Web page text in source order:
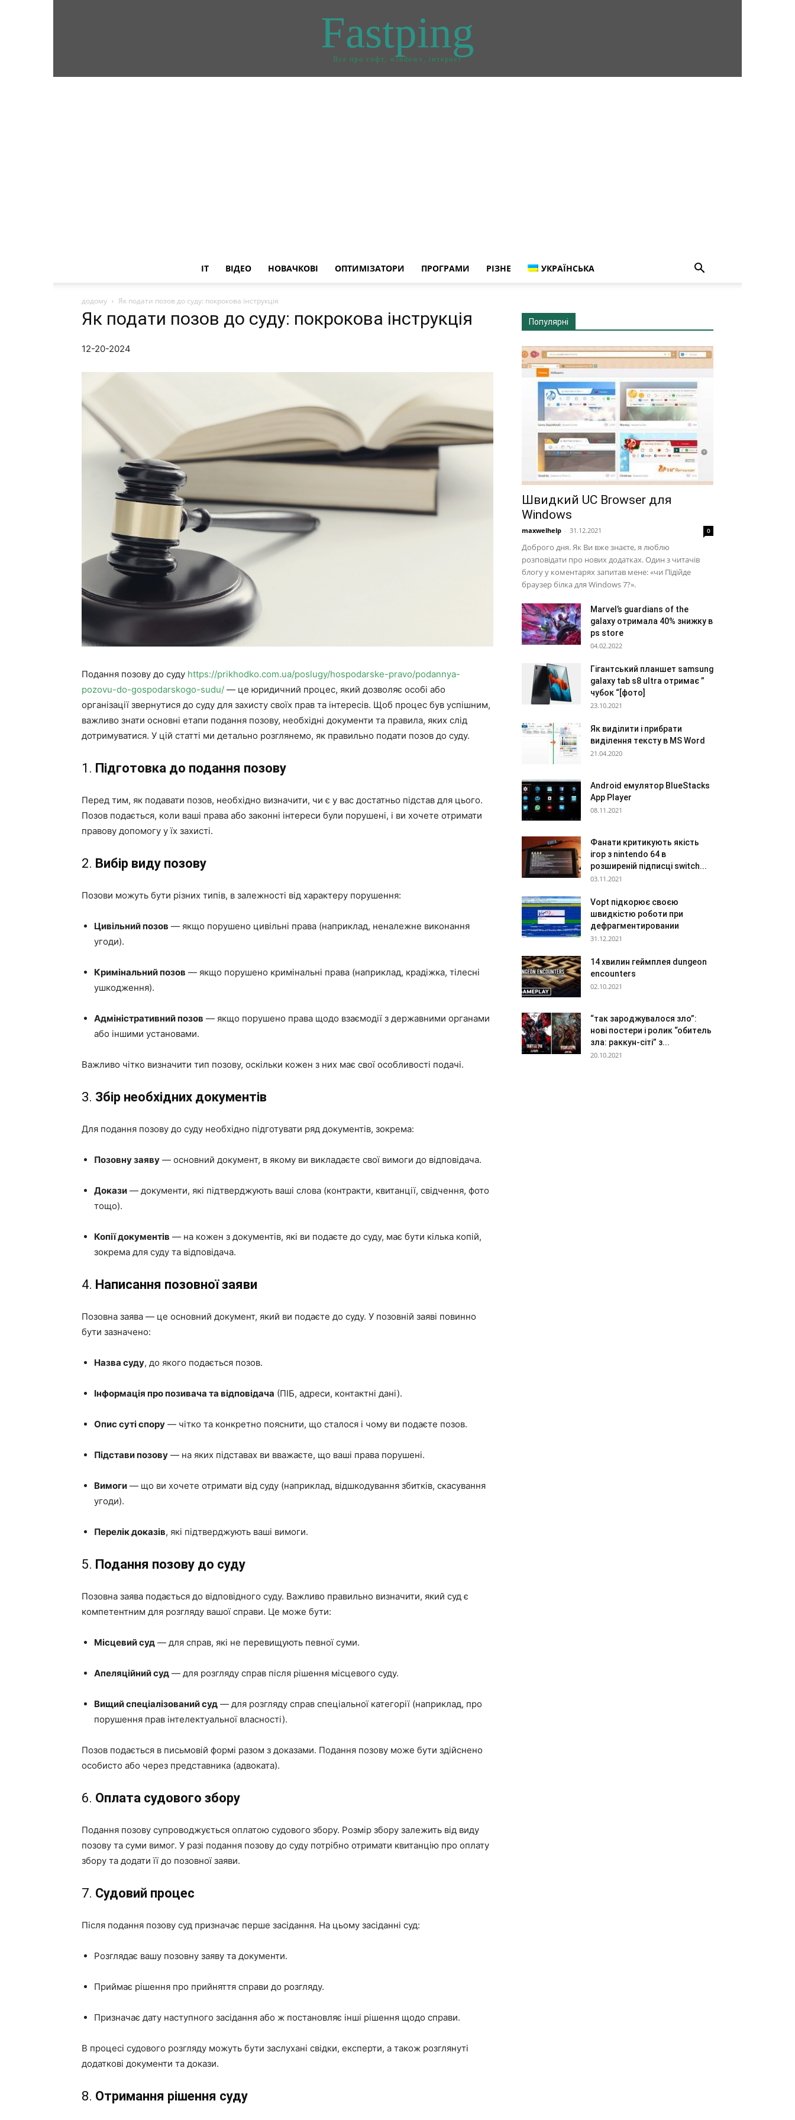
Fastping
Все про софт, windows, інтернет
IT ВІДЕО НОВАЧКОВІ ОПТИМІЗАТОРИ ПРОГРАМИ РІЗНЕ УКРАЇНСЬКА
додому Як подати позов до суду: покрокова інструкція
Як подати позов до суду: покрокова інструкція
12-20-2024
Подання позову до суду https://prikhodko.com.ua/poslugy/hospodarske-pravo/podannya-
pozovu-do-gospodarskogo-sudu/ — це юридичний процес, який дозволяє особі або
організації звернутися до суду для захисту своїх прав та інтересів. Щоб процес був успішним,
важливо знати основні етапи подання позову, необхідні документи та правила, яких слід
дотримуватися. У цій статті ми детально розглянемо, як правильно подати позов до суду.
1. Підготовка до подання позову
Перед тим, як подавати позов, необхідно визначити, чи є у вас достатньо підстав для цього.
Позов подається, коли ваші права або законні інтереси були порушені, і ви хочете отримати
правову допомогу у їх захисті.
2. Вибір виду позову
Позови можуть бути різних типів, в залежності від характеру порушення:
Цивільний позов — якщо порушено цивільні права (наприклад, неналежне виконання
угоди).
Кримінальний позов — якщо порушено кримінальні права (наприклад, крадіжка, тілесні
ушкодження).
Адміністративний позов — якщо порушено права щодо взаємодії з державними органами
або іншими установами.
Важливо чітко визначити тип позову, оскільки кожен з них має свої особливості подачі.
3. Збір необхідних документів
Для подання позову до суду необхідно підготувати ряд документів, зокрема:
Позовну заяву — основний документ, в якому ви викладаєте свої вимоги до відповідача.
Докази — документи, які підтверджують ваші слова (контракти, квитанції, свідчення, фото
тощо).
Копії документів — на кожен з документів, які ви подаєте до суду, має бути кілька копій,
зокрема для суду та відповідача.
4. Написання позовної заяви
Позовна заява — це основний документ, який ви подаєте до суду. У позовній заяві повинно
бути зазначено:
Назва суду, до якого подається позов.
Інформація про позивача та відповідача (ПІБ, адреси, контактні дані).
Опис суті спору — чітко та конкретно пояснити, що сталося і чому ви подаєте позов.
Підстави позову — на яких підставах ви вважаєте, що ваші права порушені.
Вимоги — що ви хочете отримати від суду (наприклад, відшкодування збитків, скасування
угоди).
Перелік доказів, які підтверджують ваші вимоги.
5. Подання позову до суду
Позовна заява подається до відповідного суду. Важливо правильно визначити, який суд є
компетентним для розгляду вашої справи. Це може бути:
Місцевий суд — для справ, які не перевищують певної суми.
Апеляційний суд — для розгляду справ після рішення місцевого суду.
Вищий спеціалізований суд — для розгляду справ спеціальної категорії (наприклад, про
порушення прав інтелектуальної власності).
Позов подається в письмовій формі разом з доказами. Подання позову може бути здійснено
особисто або через представника (адвоката).
6. Оплата судового збору
Подання позову супроводжується оплатою судового збору. Розмір збору залежить від виду
позову та суми вимог. У разі подання позову до суду потрібно отримати квитанцію про оплату
збору та додати її до позовної заяви.
7. Судовий процес
Після подання позову суд призначає перше засідання. На цьому засіданні суд:
Розглядає вашу позовну заяву та документи.
Приймає рішення про прийняття справи до розгляду.
Призначає дату наступного засідання або ж постановляє інші рішення щодо справи.
В процесі судового розгляду можуть бути заслухані свідки, експерти, а також розглянуті
додаткові документи та докази.
8. Отримання рішення суду
Популярні
Швидкий UC Browser для
Windows
maxwelhelp - 31.12.2021 0
Доброго дня. Як Ви вже знаєте, я люблю
розповідати про нових додатках. Один з читачів
блогу у коментарях запитав мене: «чи Підійде
браузер білка для Windows 7?».
Marvel’s guardians of the
galaxy отримала 40% знижку в
ps store
04.02.2022
Гігантський планшет samsung
galaxy tab s8 ultra отримає ”
чубок “[фото]
23.10.2021
Як виділити і прибрати
виділення тексту в MS Word
21.04.2020
Android емулятор BlueStacks
App Player
08.11.2021
Фанати критикують якість
ігор з nintendo 64 в
розширеній підписці switch...
03.11.2021
Vopt підкорює своєю
швидкістю роботи при
дефрагментировании
31.12.2021
14 хвилин геймплея dungeon
encounters
02.10.2021
“так зароджувалося зло”:
нові постери і ролик “обитель
зла: раккун-сіті” з...
20.10.2021